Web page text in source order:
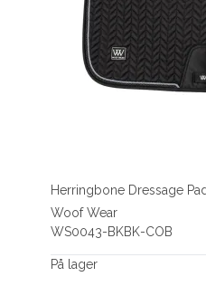
Herringbone Dressage
Woof Wear
WS0043-BKBK-COB
På lager